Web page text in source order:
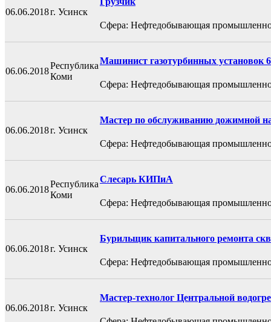
06.06.2018г. Усинск
Сфера: Нефтедобывающая
06.06.2018
Республика
Коми
Машинист газотурбинных установок
Сфера: Нефтедобывающая
06.06.2018г. Усинск
Мастер по обслуживанию дожимной
Сфера: Нефтедобывающая
06.06.2018
Республика
Коми
Слесарь КИПиА
Сфера: Нефтедобывающая
06.06.2018г. Усинск
Бурильщик капитального ремонта
Сфера: Нефтедобывающая
06.06.2018г. Усинск
Мастер-технолог Центральной